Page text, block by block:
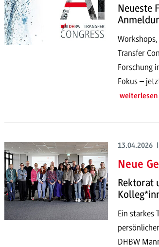
Neueste
Transfer
Forschung
Fokus –
weiterlesen
13.04.2026
Neue
Rektorat
Ein starkes
DHBW